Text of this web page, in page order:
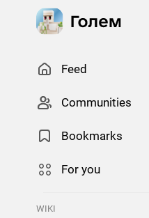
Feed
Сommunities
Bookmarks
For you
WIKI